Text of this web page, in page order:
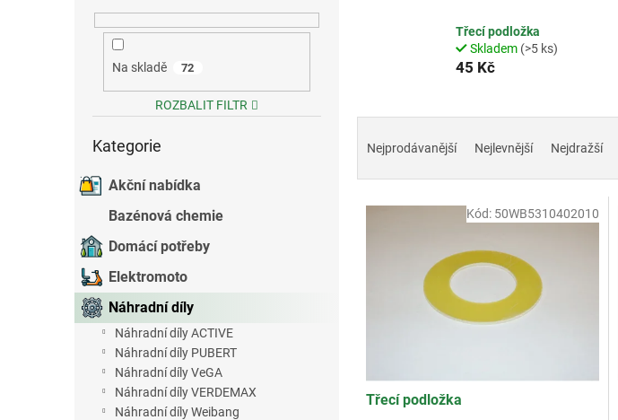
Na skladě 72
ROZBALIT FILTR
kategorie
Kategorie
Akční nabídka
Bazénová chemie
Domácí potřeby
Elektromoto
Náhradní díly
Náhradní díly ACTIVE
Náhradní díly PUBERT
Náhradní díly VeGA
Náhradní díly VERDEMAX
Náhradní díly Weibang
Třecí podložka
Skladem (>5 ks)
45 Kč
e
n
ů
Nejprodávanější Nejlevnější Nejdražší
V
Třecí podložka
Kód: 50WB5310402010